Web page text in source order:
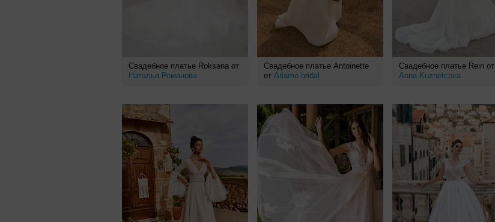
Свадебное платье Roksana от
Наталья Романова
Свадебное платье Antoinette
от Ariamo bridal
Свадебное платье Rein от
Anna Kuznetcova